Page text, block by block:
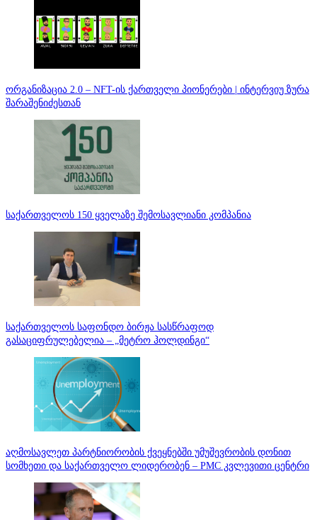
ორგანიზაცია 2.0 – NFT-ის ქართველი პიონერები | ინტერვიუ ზურა
შარაშენიძესთან
საქართველოს 150 ყველაზე შემოსავლიანი კომპანია
საქართველოს საფონდო ბირჟა სასწრაფოდ
გასაციფრულებელია – „მეტრო ჰოლდინგი“
აღმოსავლეთ პარტნიორობის ქვეყნებში უმუშევრობის დონით
სომხეთი და საქართველო ლიდერობენ – PMC კვლევითი ცენტრი